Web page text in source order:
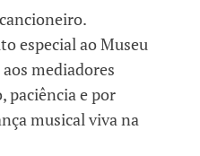
especial ao Museu
mediadores
paciência e por
musical viva na